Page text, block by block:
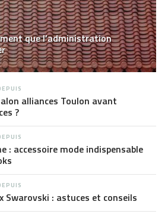
que l’administration
alliances Toulon avant
?
: accessoire mode indispensable
Swarovski : astuces et conseils